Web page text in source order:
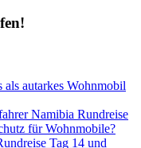
autarkes Wohnmobil
Namibia Rundreise
für Wohnmobile?
Tag 14 und